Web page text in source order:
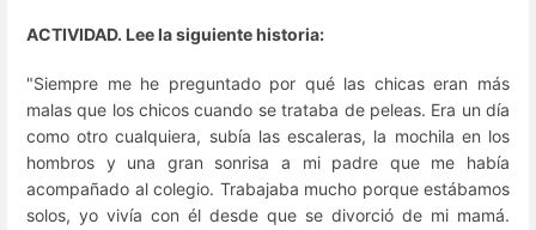
ACTIVIDAD. Lee la siguiente historia:
"Siempre me he preguntado por qué las chicas eran más
malas que los chicos cuando se trataba de peleas. Era un día
como otro cualquiera, subía las escaleras, la mochila en los
hombros y una gran sonrisa a mi padre que me había
acompañado al colegio. Trabajaba mucho porque estábamos
solos, yo vivía con él desde que se divorció de mi mamá.